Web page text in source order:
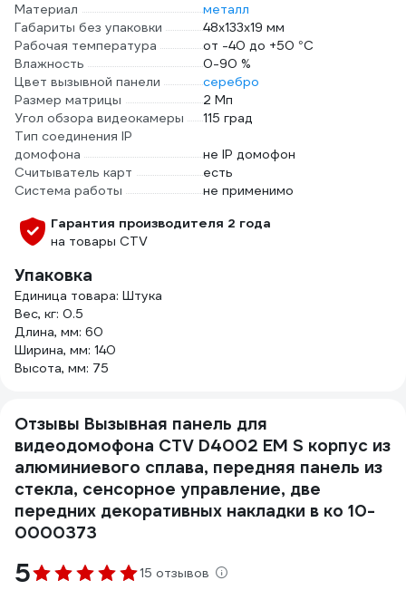
Материал
металл
Габариты без упаковки
48х133х19 мм
Рабочая температура
от -40 до +50 °С
Влажность
0-90 %
Цвет вызывной панели
серебро
Размер матрицы
2 Мп
Угол обзора видеокамеры
115 град
Тип соединения IP
домофона
не IP домофон
Считыватель карт
есть
Система работы
не применимо
Гарантия производителя 2 года
на товары CTV
Упаковка
Единица товара: Штука
Вес, кг: 0.5
Длина, мм: 60
Ширина, мм: 140
Высота, мм: 75
Отзывы Вызывная панель для
видеодомофона CTV D4002 EM S корпус из
алюминиевого сплава, передняя панель из
стекла, сенсорное управление, две
передних декоративных накладки в ко 10-
0000373
5 15 отзывов